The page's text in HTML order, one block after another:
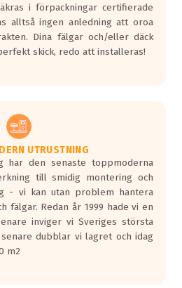
i förpackningar certifierade
alltså ingen anledning att oroa
Dina fälgar och/eller däck
skick, redo att installeras!
UTRUSTNING
har den senaste toppmoderna
till smidig montering och
- vi kan utan problem hantera
fälgar. Redan år 1999 hade vi en
inviger vi Sveriges största
dubblar vi lagret och idag
m2